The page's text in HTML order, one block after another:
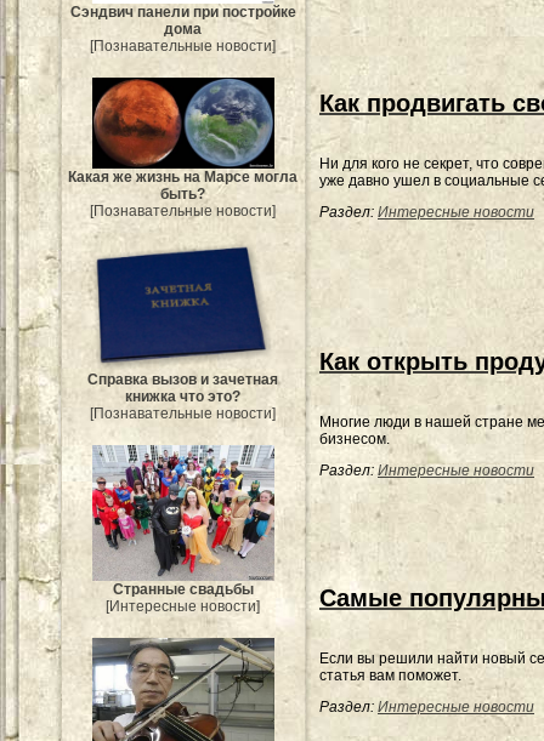
Сэндвич панели при постройке
дома
[Познавательные новости]
Какая же жизнь на Марсе могла
быть?
[Познавательные новости]
Справка вызов и зачетная
книжка что это?
[Познавательные новости]
Странные свадьбы
[Интересные новости]
Как продвигать
Ни для кого не секрет, что
уже давно ушел в социальные
Раздел: Интересные новости
Как открыть
Многие люди в нашей стране
бизнесом.
Раздел: Интересные новости
Самые
Если вы решили найти новый
статья вам поможет.
Раздел: Интересные новости